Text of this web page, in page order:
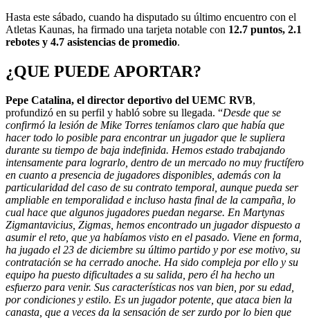
Hasta este sábado, cuando ha disputado su último encuentro con el
Atletas Kaunas, ha firmado una tarjeta notable con 12.7 puntos, 2.1
rebotes y 4.7 asistencias de promedio.
¿QUE PUEDE APORTAR?
Pepe Catalina, el director deportivo del UEMC RVB,
profundizó en su perfil y habló sobre su llegada. “Desde que se
confirmó la lesión de Mike Torres teníamos claro que había que
hacer todo lo posible para encontrar un jugador que le supliera
durante su tiempo de baja indefinida. Hemos estado trabajando
intensamente para lograrlo, dentro de un mercado no muy fructífero
en cuanto a presencia de jugadores disponibles, además con la
particularidad del caso de su contrato temporal, aunque pueda ser
ampliable en temporalidad e incluso hasta final de la campaña, lo
cual hace que algunos jugadores puedan negarse. En Martynas
Zigmantavicius, Zigmas, hemos encontrado un jugador dispuesto a
asumir el reto, que ya habíamos visto en el pasado. Viene en forma,
ha jugado el 23 de diciembre su último partido y por ese motivo, su
contratación se ha cerrado anoche. Ha sido compleja por ello y su
equipo ha puesto dificultades a su salida, pero él ha hecho un
esfuerzo para venir. Sus características nos van bien, por su edad,
por condiciones y estilo. Es un jugador potente, que ataca bien la
canasta, que a veces da la sensación de ser zurdo por lo bien que